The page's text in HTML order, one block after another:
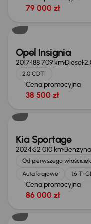
79 000 zł
Opel Insignia
2017188 709 kmDiesel
2.0 CDTI
Cena promocyjna
38 500 zł
Możliwość
Kia Sportage
202452 010 kmBenzyna
Od pierwszego
Auta krajowe
1.6 T-
Cena promocyjna
86 000 zł